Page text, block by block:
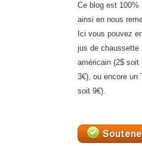
Ce blog est 100%
ainsi en nous
Ici vous pouvez
jus de chaussette
américain (2$ soit
3€), ou encore un
soit 9€).